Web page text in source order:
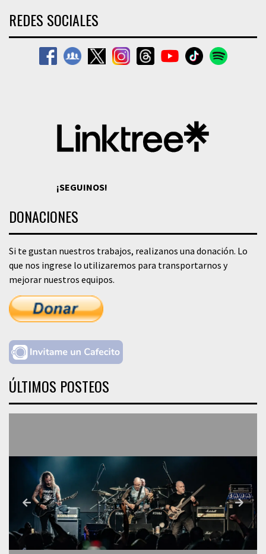
REDES SOCIALES
¡SEGUINOS!
DONACIONES
Si te gustan nuestros trabajos, realizanos una donación. Lo
que nos ingrese lo utilizaremos para transportarnos y
mejorar nuestros equipos.
ÚLTIMOS POSTEOS